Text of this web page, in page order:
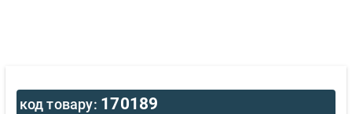
код товару: 170189